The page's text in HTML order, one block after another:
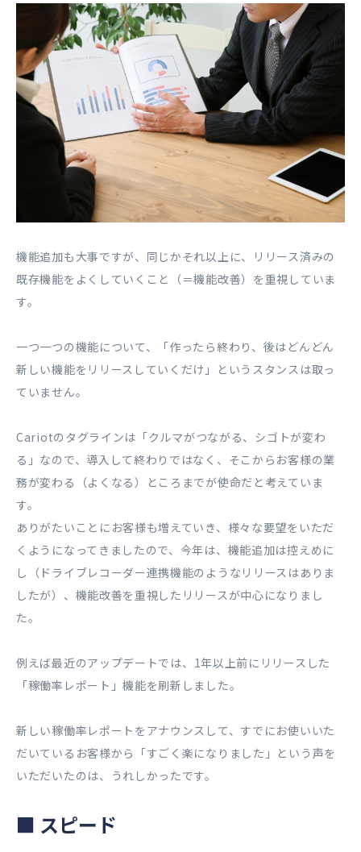
機能追加も大事ですが、同じかそれ以上に、リリース済みの
既存機能をよくしていくこと（＝機能改善）を重視していま
す。
一つ一つの機能について、「作ったら終わり、後はどんどん
新しい機能をリリースしていくだけ」というスタンスは取っ
ていません。
Cariotのタグラインは「クルマがつながる、シゴトが変わ
る」なので、導入して終わりではなく、そこからお客様の業
務が変わる（よくなる）ところまでが使命だと考えていま
す。
ありがたいことにお客様も増えていき、様々な要望をいただ
くようになってきましたので、今年は、機能追加は控えめに
し（ドライブレコーダー連携機能のようなリリースはありま
したが）、機能改善を重視したリリースが中心になりまし
た。
例えば最近のアップデートでは、 1年以上前にリリースした
「稼働率レポート」機能を刷新しました。
新しい稼働率レポートをアナウンスして、すでにお使いいた
だいているお客様から「すごく楽になりました」という声を
いただいたのは、うれしかったです。
■ スピード